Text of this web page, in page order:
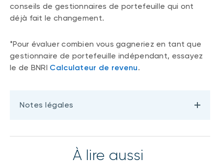
conseils de gestionnaires de portefeuille qui ont
déjà fait le changement.
*Pour évaluer combien vous gagneriez en tant que
gestionnaire de portefeuille indépendant, essayez
le de BNRI Calculateur de revenu.
Notes légales
À lire aussi